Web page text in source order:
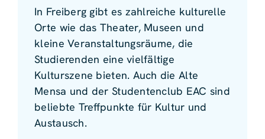
In Freiberg gibt es zahlreiche kulturelle
Orte wie das Theater, Museen und
kleine Veranstaltungsräume, die
Studierenden eine vielfältige
Kulturszene bieten. Auch die Alte
Mensa und der Studentenclub EAC sind
beliebte Treffpunkte für Kultur und
Austausch.